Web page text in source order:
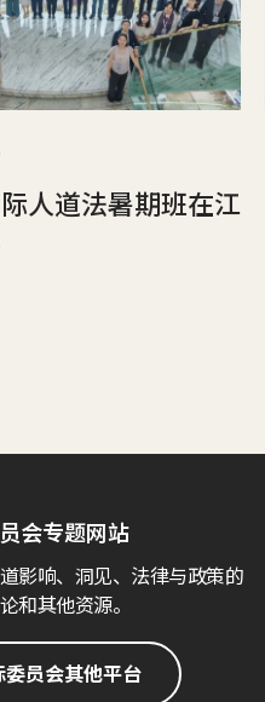
人道法暑期班在江
会专题网站
影响、洞见、法律与政策的
和其他资源。
员会其他平台